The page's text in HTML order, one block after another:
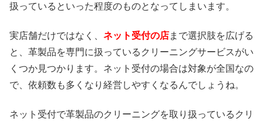
扱っているといった程度のものとなってしまいます。
実店舗だけではなく、 ネット受付の店まで選択肢を広げる
と、革製品を専門に扱っているクリーニングサービスがい
くつか見つかります。ネット受付の場合は対象が全国なの
で、依頼数も多くなり経営しやすくなるんでしょうね。
ネット受付で革製品のクリーニングを取り扱っているクリ